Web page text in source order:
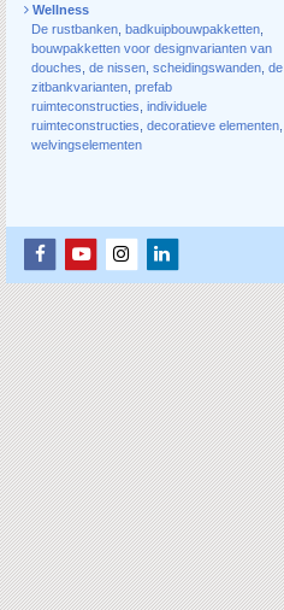
Wellness
De rustbanken badkuipbouwpakketten
bouwpakketten voor designvarianten van
douches de nissen scheidingswanden de
zitbankvarianten prefab
ruimteconstructies individuele
ruimteconstructies decoratieve elementen
welvingselementen